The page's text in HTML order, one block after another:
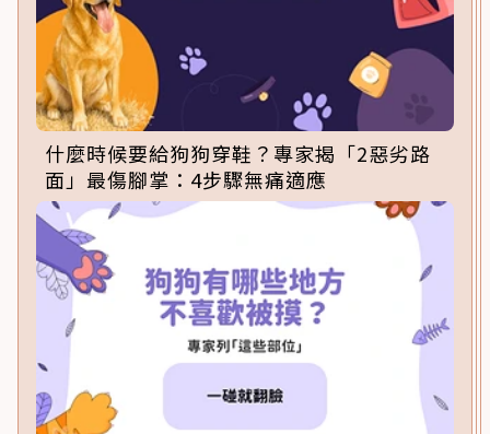
什麼時候要給狗狗穿鞋？專家揭「2惡劣路
面」最傷腳掌：4步驟無痛適應